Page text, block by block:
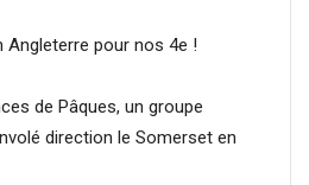
pour nos 4e !
de Pâques, un groupe
direction le Somerset en